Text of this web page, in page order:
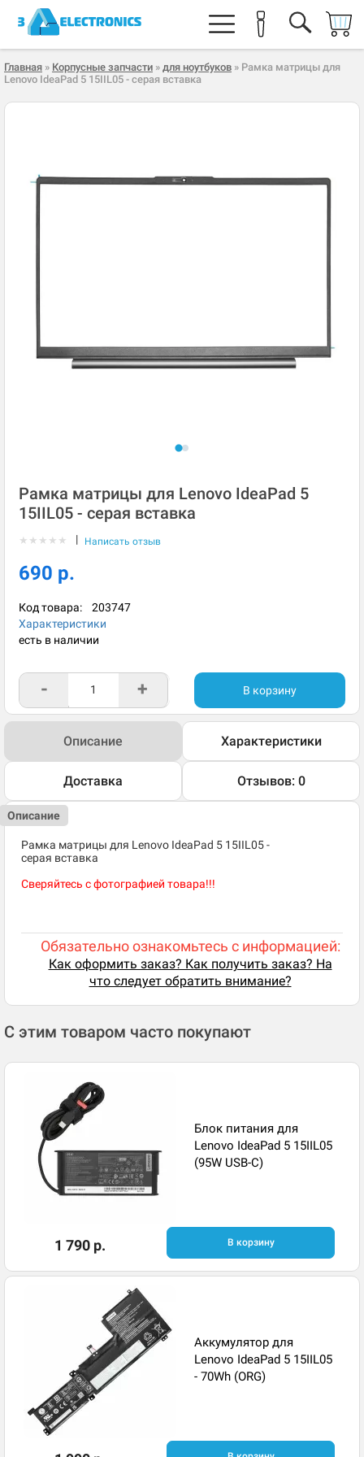
Главная » Корпусные запчасти » для ноутбуков » Рамка матрицы для
Lenovo IdeaPad 5 15IIL05 - серая вставка
Рамка матрицы для Lenovo IdeaPad 5
15IIL05 - серая вставка
★ ★ ★ ★ ★ | Написать отзыв
690 р.
Код товара: 203747
Характеристики
есть в наличии
- + В корзину
Описание Характеристики
Доставка Отзывов: 0
Описание
Рамка матрицы для Lenovo IdeaPad 5 15IIL05 -
серая вставка
Сверяйтесь с фотографией товара!!!
Обязательно ознакомьтесь с информацией:
Как оформить заказ? Как получить заказ? На
что следует обратить внимание?
С этим товаром часто покупают
Блок питания для
Lenovo IdeaPad 5 15IIL05
(95W USB-C)
1 790 р. В корзину
Аккумулятор для
Lenovo IdeaPad 5 15IIL05
- 70Wh (ORG)